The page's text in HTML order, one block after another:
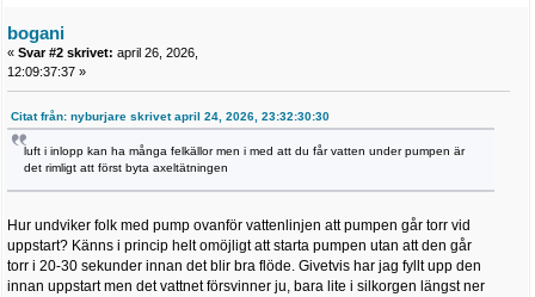
bogani
« Svar #2 skrivet: april 26, 2026,
12:09:37:37 »
Citat från: nyburjare skrivet april 24, 2026, 23:32:30:30
luft i inlopp kan ha många felkällor men i med att du får vatten under pumpen är
det rimligt att först byta axeltätningen
Hur undviker folk med pump ovanför vattenlinjen att pumpen går torr vid
uppstart? Känns i princip helt omöjligt att starta pumpen utan att den går
torr i 20-30 sekunder innan det blir bra flöde. Givetvis har jag fyllt upp den
innan uppstart men det vattnet försvinner ju, bara lite i silkorgen längst ner